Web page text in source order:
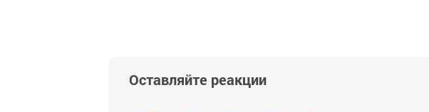
Оставляйте реакции